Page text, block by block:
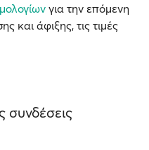
για την επόμενη
και άφιξης, τις τιμές
συνδέσεις